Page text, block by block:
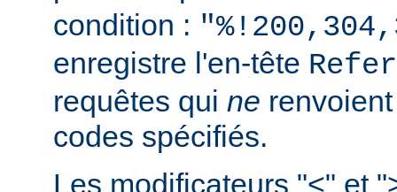
condition :
enregistre l'en-tête
requêtes qui ne
codes spécifiés.
Les modificateurs "<" et